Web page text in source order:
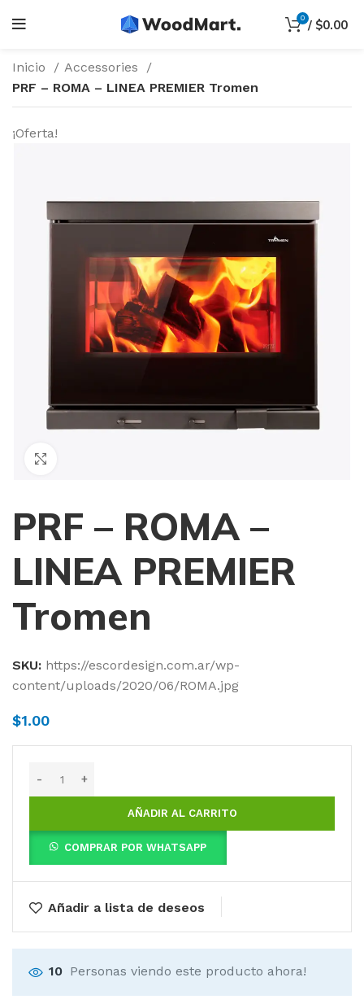
0 / $0.00
Inicio
Accessories
PRF – ROMA – LINEA PREMIER Tromen
¡Oferta!
PRF – ROMA –
LINEA PREMIER
Tromen
SKU: https://escordesign.com.ar/wp-
content/uploads/2020/06/ROMA.jpg
$1.00
AÑADIR AL CARRITO
COMPRAR POR WHATSAPP
Añadir a lista de deseos
10 Personas viendo este producto ahora!